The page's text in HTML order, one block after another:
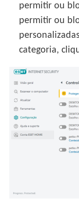
permitir ou
permitir ou
categoria,